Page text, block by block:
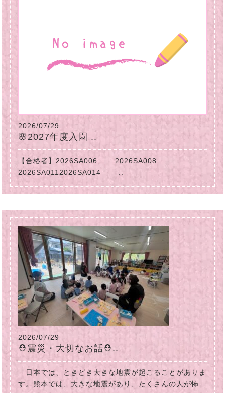
2026/07/29
🌸2027年度入園 ..
【合格者】2026SA006 2026SA008
2026SA0112026SA014 ..
2026/07/29
⛑震災・大切なお話⛑..
日本では、ときどき大きな地震が起こることがありま
す。熊本では、大きな地震があり、たくさんの人が怖